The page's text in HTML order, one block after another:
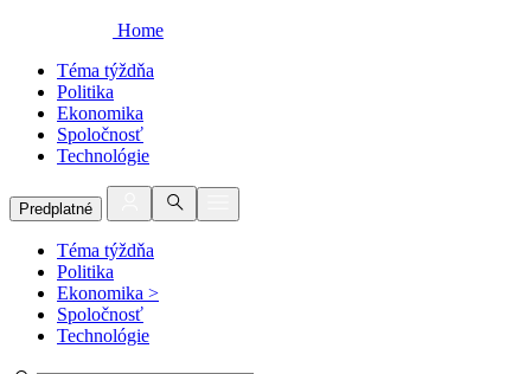
Home
Téma týždňa
Politika
Ekonomika
Spoločnosť
Technológie
Predplatné
Téma týždňa
Politika
Ekonomika >
Spoločnosť
Technológie